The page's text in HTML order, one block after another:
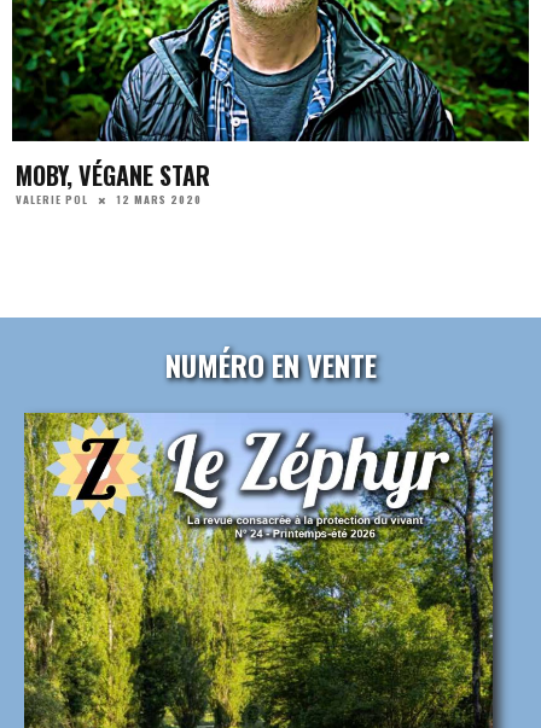
MOBY, VÉGANE STAR
VALERIE POL 12 MARS 2020
NUMÉRO EN VENTE